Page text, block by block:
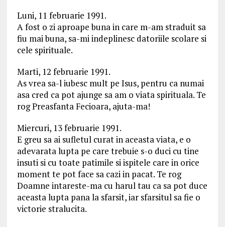
Luni, 11 februarie 1991.
A fost o zi aproape buna in care m-am straduit sa
fiu mai buna, sa-mi indeplinesc datoriile scolare si
cele spirituale.
Marti, 12 februarie 1991.
As vrea sa-l iubesc mult pe Isus, pentru ca numai
asa cred ca pot ajunge sa am o viata spirituala. Te
rog Preasfanta Fecioara, ajuta-ma!
Miercuri, 13 februarie 1991.
E greu sa ai sufletul curat in aceasta viata, e o
adevarata lupta pe care trebuie s-o duci cu tine
insuti si cu toate patimile si ispitele care in orice
moment te pot face sa cazi in pacat. Te rog
Doamne intareste-ma cu harul tau ca sa pot duce
aceasta lupta pana la sfarsit, iar sfarsitul sa fie o
victorie stralucita.